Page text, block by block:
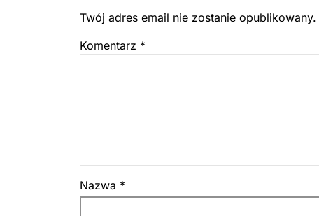
Twój adres email nie zostanie opublikowany.
Komentarz *
Nazwa *